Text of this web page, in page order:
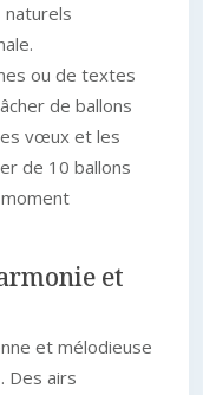
naturels
ou de textes
de ballons
vœux et les
de 10 ballons
et
et mélodieuse
Des airs